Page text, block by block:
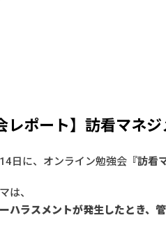
レポート】訪看マネ
日に、オンライン勉強会 『訪看
は、
ーハラスメントが発生したとき、